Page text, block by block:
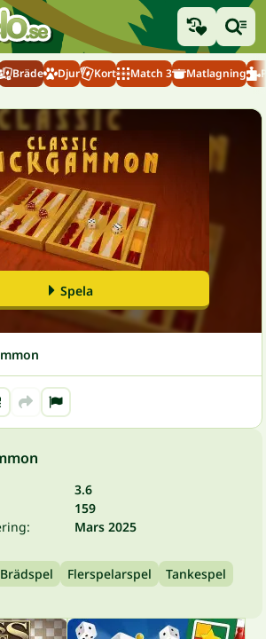
Bräde Djur Kort Match 3 Matlagning
Spela
3.6
159
Mars 2025
Brädspel Flerspelarspel Tankespel